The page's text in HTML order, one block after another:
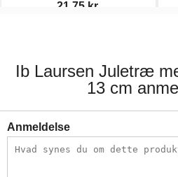
21,75 kr.
Ib Laursen Juletræ
13 cm
Anmeldelse